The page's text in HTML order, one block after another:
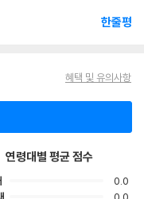
한줄평
혜택 및 유의사항
연령대별 평균 점수
0.0